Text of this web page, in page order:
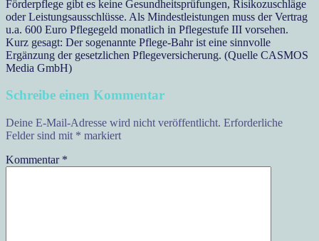
Förderpflege gibt es keine Gesundheitsprüfungen, Risikozuschläge
oder Leistungsausschlüsse. Als Mindestleistungen muss der Vertrag
u.a. 600 Euro Pflegegeld monatlich in Pflegestufe III vorsehen.
Kurz gesagt: Der sogenannte Pflege-Bahr ist eine sinnvolle
Ergänzung der gesetzlichen Pflegeversicherung. (Quelle CASMOS
Media GmbH)
Schreibe einen Kommentar
Deine E-Mail-Adresse wird nicht veröffentlicht. Erforderliche
Felder sind mit * markiert
Kommentar *